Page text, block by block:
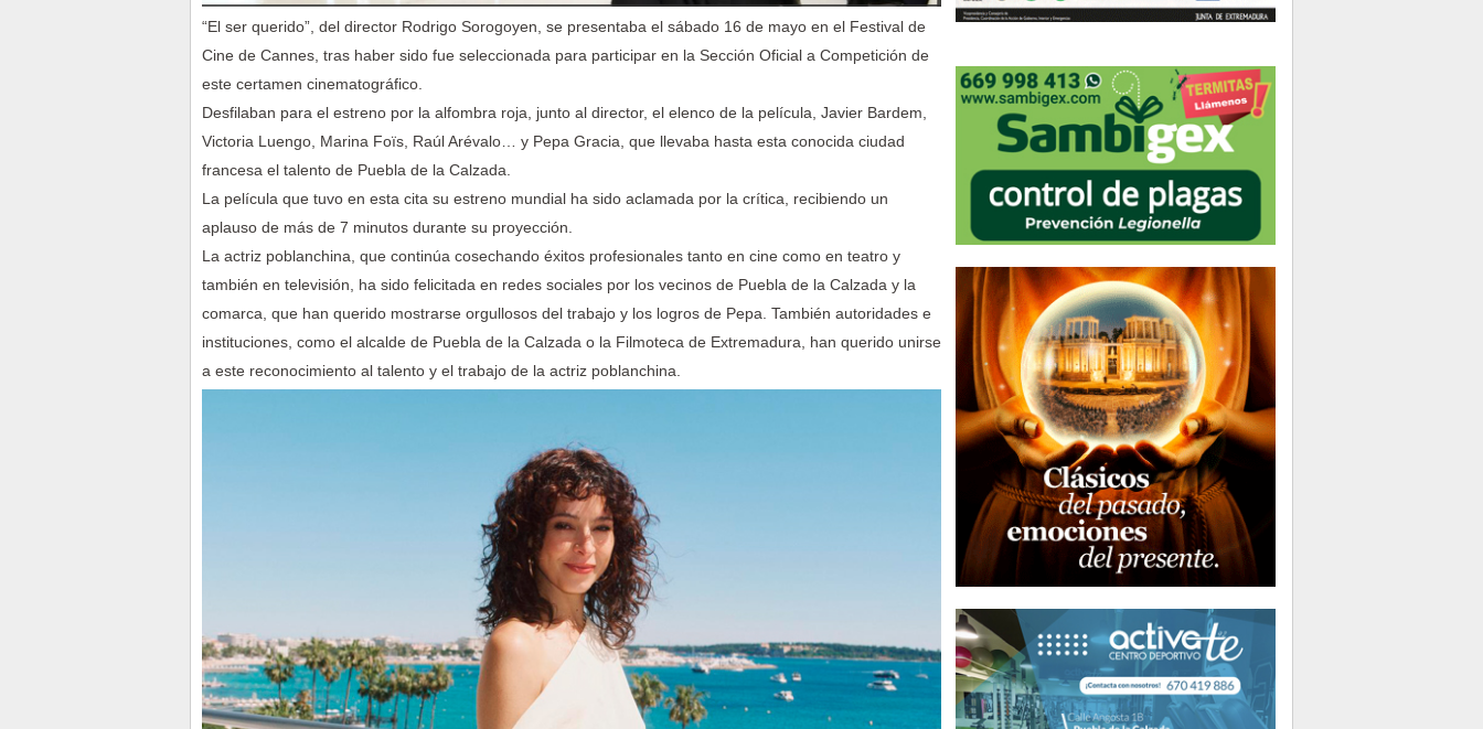
“El ser querido”, del director Rodrigo Sorogoyen, se presentaba el sábado 16 de mayo en el Festival de
Cine de Cannes, tras haber sido fue seleccionada para participar en la Sección Oficial a Competición de
este certamen cinematográfico.
Desfilaban para el estreno por la alfombra roja, junto al director, el elenco de la película, Javier Bardem,
Victoria Luengo, Marina Foïs, Raúl Arévalo… y Pepa Gracia, que llevaba hasta esta conocida ciudad
francesa el talento de Puebla de la Calzada.
La película que tuvo en esta cita su estreno mundial ha sido aclamada por la crítica, recibiendo un
aplauso de más de 7 minutos durante su proyección.
La actriz poblanchina, que continúa cosechando éxitos profesionales tanto en cine como en teatro y
también en televisión, ha sido felicitada en redes sociales por los vecinos de Puebla de la Calzada y la
comarca, que han querido mostrarse orgullosos del trabajo y los logros de Pepa. También autoridades e
instituciones, como el alcalde de Puebla de la Calzada o la Filmoteca de Extremadura, han querido unirse
a este reconocimiento al talento y el trabajo de la actriz poblanchina.